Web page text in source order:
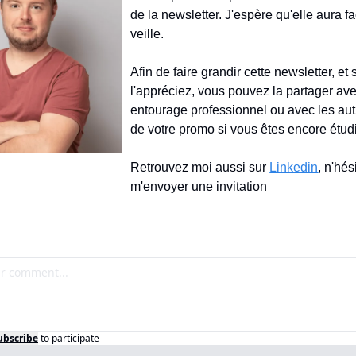
de la newsletter. J'espère qu'elle aura
veille.
Afin de faire grandir cette newsletter, et
l'appréciez, vous pouvez la partager
entourage professionnel ou avec les
de votre promo si vous êtes encore
Retrouvez moi aussi sur Linkedin,
m'envoyer une invitation
to participate